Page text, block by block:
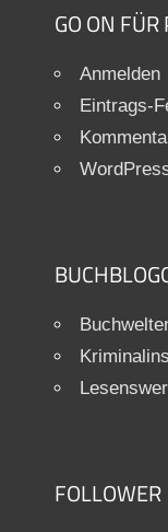
GO ON FÜR
Anmelden
Eintrags-
FOLLOWER